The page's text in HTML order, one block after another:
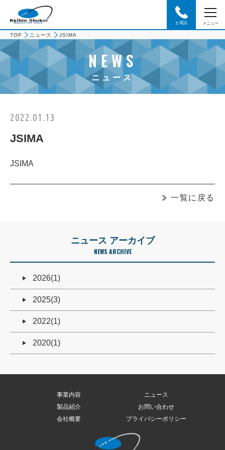
メニュー
お電話
TOP ニュース JSIMA
NEWS
ニュース
2022.01.13
JSIMA
JSIMA
一覧に戻る
ニュース アーカイブ
NEWS ARCHIVE
2026(1)
2025(3)
2022(1)
2020(1)
事業内容
ニュース
製品紹介
お問い合わせ
会社概要
プライバシーポリシー